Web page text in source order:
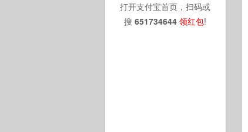
打开支付宝首页，扫码或
搜 651734644 领红包!